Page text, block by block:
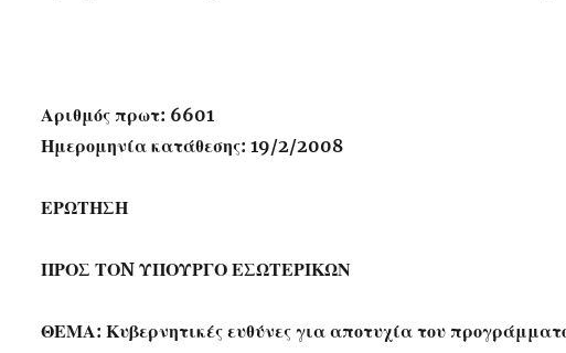
Αριθμός πρωτ: 6601
Ημερομηνία κατάθεσης: 19/2/2008
ΕΡΩΤΗΣΗ
ΠΡΟΣ ΤΟN ΥΠΟΥΡΓΟ ΕΣΩΤΕΡΙΚΩΝ
ΘΕΜΑ: Κυβερνητικές ευθύνες για αποτυχία του